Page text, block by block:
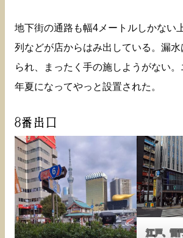
地下街の通路も幅4メートルしかない
列などが店からはみ出している。漏
られ、まったく手の施しようがない
年夏になってやっと設置された。
8番出口
江戸、雷